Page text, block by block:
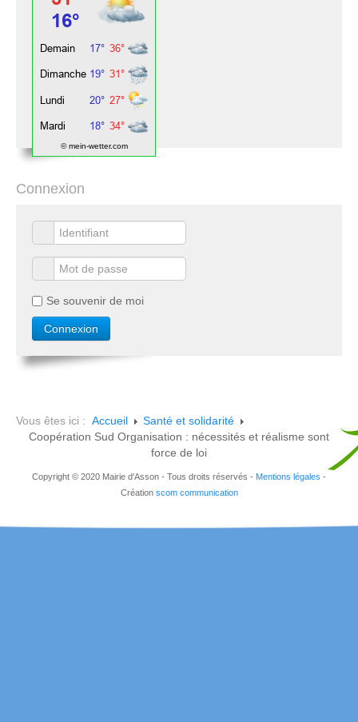
© mein-wetter.com
Connexion
Se souvenir de moi
Vous êtes ici : Accueil
Santé et solidarité
Coopération Sud Organisation : nécessités et réalisme sont
force de loi
Copyright © 2020 Mairie d'Asson - Tous droits réservés - Mentions légales -
Création scom communication